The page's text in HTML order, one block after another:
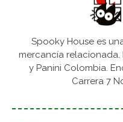
Spooky House es
mercancía
y Panini Colombia.
Carrera 7